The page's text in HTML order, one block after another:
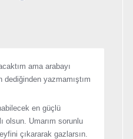
ama arabayı
yazmamıştım
en güçlü
olsun. Umarım sorunlu
çıkararak gazlarsın.